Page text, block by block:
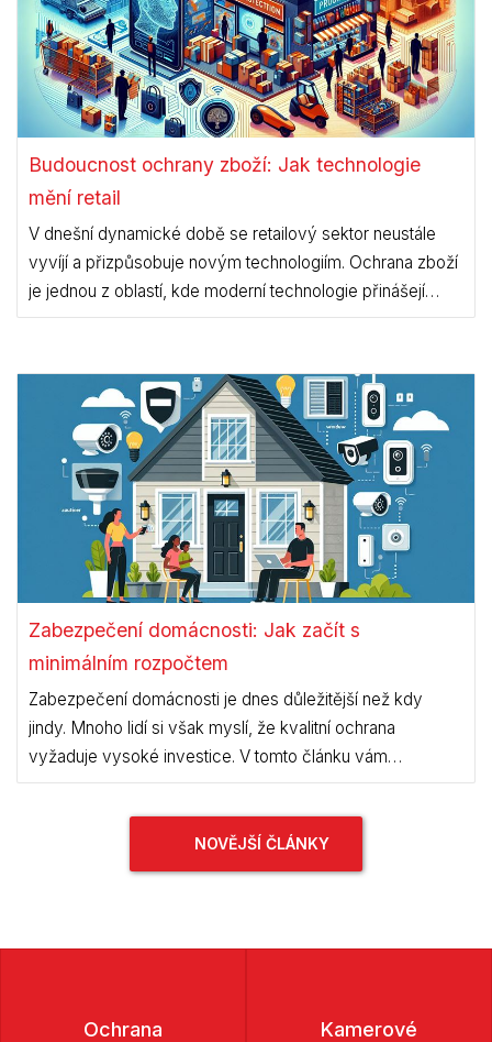
Budoucnost ochrany zboží: Jak technologie
mění retail
V dnešní dynamické době se retailový sektor neustále
vyvíjí a přizpůsobuje novým technologiím. Ochrana zboží
je jednou z oblastí, kde moderní technologie přinášejí
revoluční změny. Jaké jsou nejnovější trendy v ochraně
jejich podnikání?
Zabezpečení domácnosti: Jak začít s
minimálním rozpočtem
Zabezpečení domácnosti je dnes důležitější než kdy
jindy. Mnoho lidí si však myslí, že kvalitní ochrana
vyžaduje vysoké investice. V tomto článku vám
ukážeme, jak můžete začít zabezpečovat svůj domov i s
minimálním rozpočtem, aniž byste museli slevit z kvality a
NOVĚJŠÍ ČLÁNKY
Ochrana
Kamerové